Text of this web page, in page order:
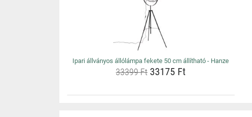
Ipari állványos állólámpa fekete 50 cm állítható - Hanze
33399 Ft33175 Ft